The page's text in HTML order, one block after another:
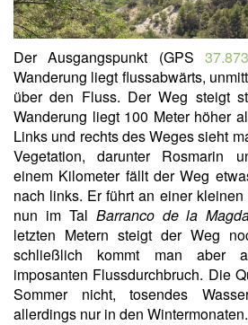
Der Ausgangspunkt (GPS
Wanderung liegt flussabwärts,
über den Fluss. Der Weg steigt
Wanderung liegt 100 Meter höher
Links und rechts des Weges sieht
Vegetation, darunter Rosmarin
einem Kilometer fällt der Weg
nach links. Er führt an einer kleinen
nun im Tal Barranco de la
letzten Metern steigt der Weg
schließlich kommt man aber
imposanten Flussdurchbruch. Die
Sommer nicht, tosendes
allerdings nur in den Wintermonaten.